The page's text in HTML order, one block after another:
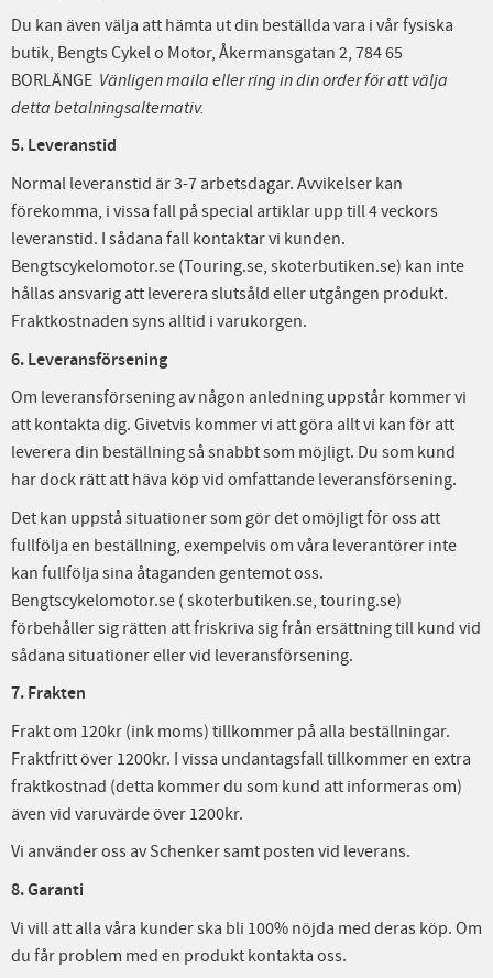
Du kan även välja att hämta ut din beställda vara i vår fysiska
butik, Bengts Cykel o Motor, Åkermansgatan 2, 784 65
BORLÄNGE Vänligen maila eller ring in din order för att välja
detta betalningsalternativ.
5. Leveranstid
Normal leveranstid är 3-7 arbetsdagar. Avvikelser kan
förekomma, i vissa fall på special artiklar upp till 4 veckors
leveranstid. I sådana fall kontaktar vi kunden.
Bengtscykelomotor.se (Touring.se, skoterbutiken.se) kan inte
hållas ansvarig att leverera slutsåld eller utgången produkt.
Fraktkostnaden syns alltid i varukorgen.
6. Leveransförsening
Om leveransförsening av någon anledning uppstår kommer vi
att kontakta dig. Givetvis kommer vi att göra allt vi kan för att
leverera din beställning så snabbt som möjligt. Du som kund
har dock rätt att häva köp vid omfattande leveransförsening.
Det kan uppstå situationer som gör det omöjligt för oss att
fullfölja en beställning, exempelvis om våra leverantörer inte
kan fullfölja sina åtaganden gentemot oss.
Bengtscykelomotor.se ( skoterbutiken.se, touring.se)
förbehåller sig rätten att friskriva sig från ersättning till kund vid
sådana situationer eller vid leveransförsening.
7. Frakten
Frakt om 120kr (ink moms) tillkommer på alla beställningar.
Fraktfritt över 1200kr. I vissa undantagsfall tillkommer en extra
fraktkostnad (detta kommer du som kund att informeras om)
även vid varuvärde över 1200kr.
Vi använder oss av Schenker samt posten vid leverans.
8. Garanti
Vi vill att alla våra kunder ska bli 100% nöjda med deras köp. Om
du får problem med en produkt kontakta oss.